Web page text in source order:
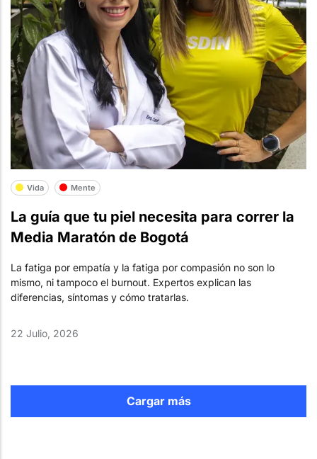
Vida Mente
La guía que tu piel necesita para correr la
Media Maratón de Bogotá
La fatiga por empatía y la fatiga por compasión no son lo
mismo, ni tampoco el burnout. Expertos explican las
diferencias, síntomas y cómo tratarlas.
22 Julio, 2026
Cargar más